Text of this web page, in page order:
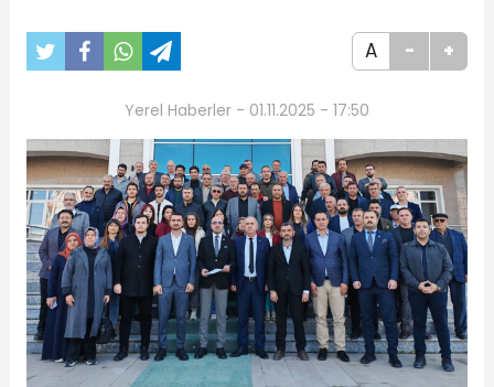
A - +
Yerel Haberler - 01.11.2025 - 17:50